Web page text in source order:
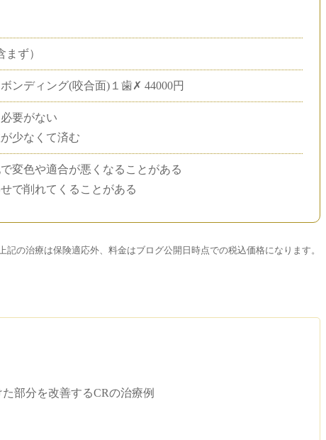
まず）
ンディング(咬合面)１歯✗ 44000円
要がない
が少なくて済む
で変色や適合が悪くなることがある
せで削れてくることがある
上記の治療は保険適応外、料金はブログ公開日時点での税込価格になります。
部分を改善するCRの治療例